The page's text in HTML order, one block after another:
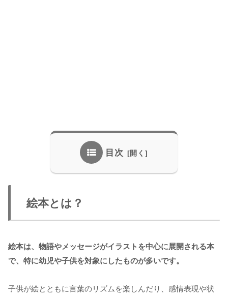
目次
絵本とは？
絵本は、物語やメッセージがイラストを中心に展開される本
で、特に幼児や子供を対象にしたものが多いです。
子供が絵とともに言葉のリズムを楽しんだり、感情表現や状